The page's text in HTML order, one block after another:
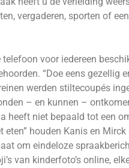
vergaderen, sporten of
telefoon voor iedereen
“Doe eens gezellig
werden stiltecoupés
– en kunnen –
heeft niet bepaald tot een
eten” houden Kanis en
om eindeloze
van kinderfoto’s online,